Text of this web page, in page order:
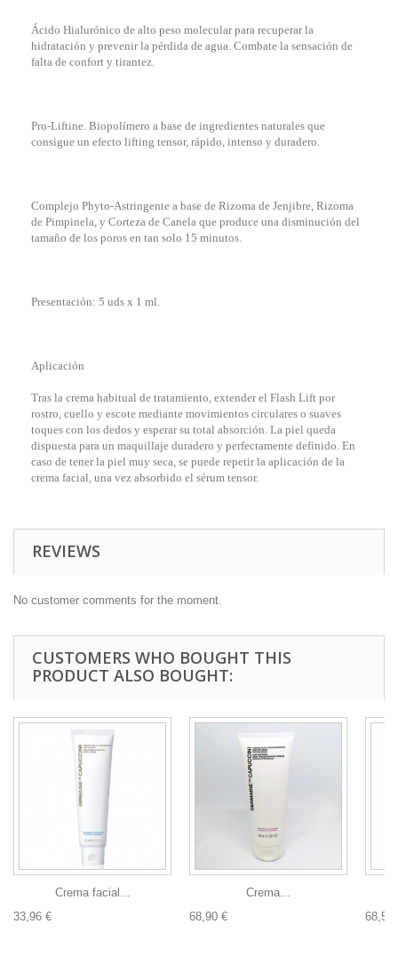
Ácido Hialurónico de alto peso molecular para recuperar la
hidratación y prevenir la pérdida de agua. Combate la sensación de
falta de confort y tirantez.
Pro-Liftine. Biopolímero a base de ingredientes naturales que
consigue un efecto lifting tensor, rápido, intenso y duradero.
Complejo Phyto-Astringente a base de Rizoma de Jenjibre, Rizoma
de Pimpinela, y Corteza de Canela que produce una disminución del
tamaño de los poros en tan solo 15 minutos.
Presentación: 5 uds x 1 ml.
Aplicación
Tras la crema habitual de tratamiento, extender el Flash Lift por
rostro, cuello y escote mediante movimientos circulares o suaves
toques con los dedos y esperar su total absorción. La piel queda
dispuesta para un maquillaje duradero y perfectamente definido. En
caso de tener la piel muy seca, se puede repetir la aplicación de la
crema facial, una vez absorbido el sérum tensor.
REVIEWS
No customer comments for the moment.
CUSTOMERS WHO BOUGHT THIS
PRODUCT ALSO BOUGHT:
Crema facial...
33,96 €
Crema...
68,90 €
68,50